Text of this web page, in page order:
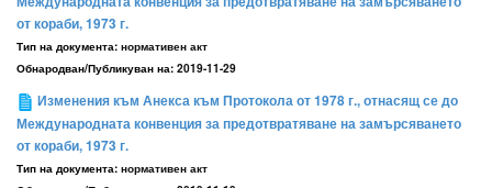
от кораби, 1973 г.
Тип на документа: нормативен акт
Обнародван/Публикуван на: 2019-11-29
Изменения към Анекса към Протокола от 1978 г., отнасящ се до
Международната конвенция за предотвратяване на замърсяването
от кораби, 1973 г.
Тип на документа: нормативен акт